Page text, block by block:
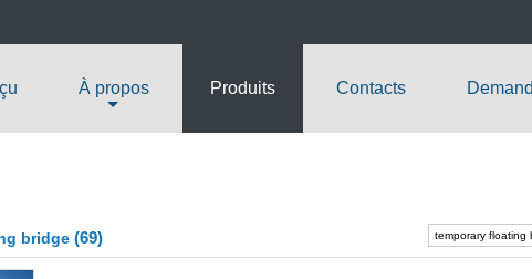
À propos Produits Contacts
bridge (69)